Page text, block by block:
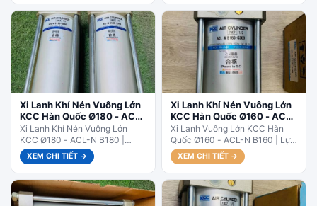
Xi Lanh Khí Nén Vuông Lớn
KCC Hàn Quốc Ø180 - ACL-
N B180
Xi Lanh Khí Nén Vuông Lớn
KCC Ø180 - ACL-N B180 |
Công Suất Lớn. ACL-N B180 –
Dùng cho...
XEM CHI TIẾT →
Xi Lanh Khí Nén Vuông Lớn
KCC Hàn Quốc Ø160 - ACL-
N B160
Xi Lanh Vuông Lớn KCC Hàn
Quốc Ø160 - ACL-N B160 | Lực
Mạnh - Độ Bền Cao. ACL-N
B160...
XEM CHI TIẾT →